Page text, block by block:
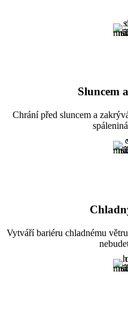
Sluncem
Chrání před sluncem a
Vytváří bariéru chladnému